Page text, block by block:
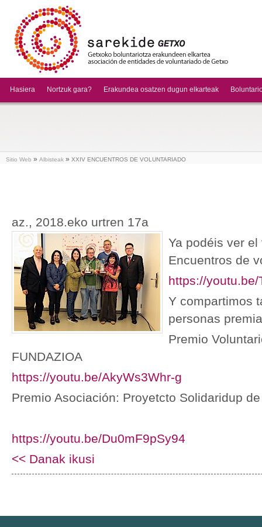
Hasiera Nortzuk gara? Erakundea osatzen dugun elkarteak
Sitio Web » Albisteak » XXIV ENCUENTROS DE VOLUNTARIADO
az., 2018.eko urtren 17a
Ya podéis ver
Encuentros de
https://
Y compartimos
personas
Premio
FUNDAZIOA
https://youtu.be/AkyWs3Whr-g
Premio Asociación: Proyetcto Solidaridup
https://youtu.be/Du0mF9pSy94
<< Danak ikusi